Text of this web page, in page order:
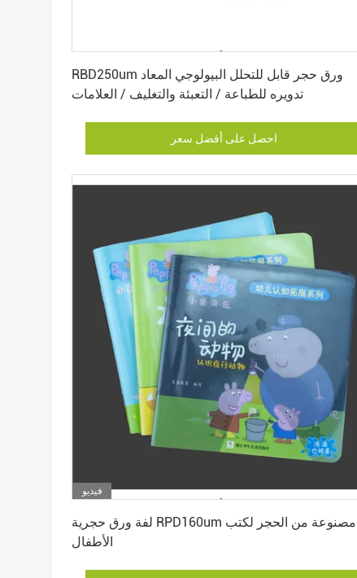
RBD250um ورق حجر قابل للتحلل البيولوجي المعاد
تدويره للطباعة / التعبئة والتغليف / العلامات
احصل على أفضل سعر
فيديو
لفة ورق حجرية RPD160um مصنوعة من الحجر لكتب
الأطفال